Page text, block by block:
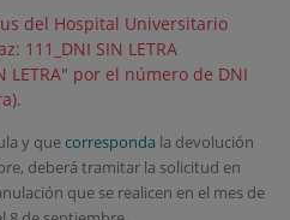
del Hospital Universitario
111_DNI SIN LETRA
LETRA" por el número de DNI
y quecorresponda la devolución
deberá tramitar la solicitud en
que se realicen en el mes de